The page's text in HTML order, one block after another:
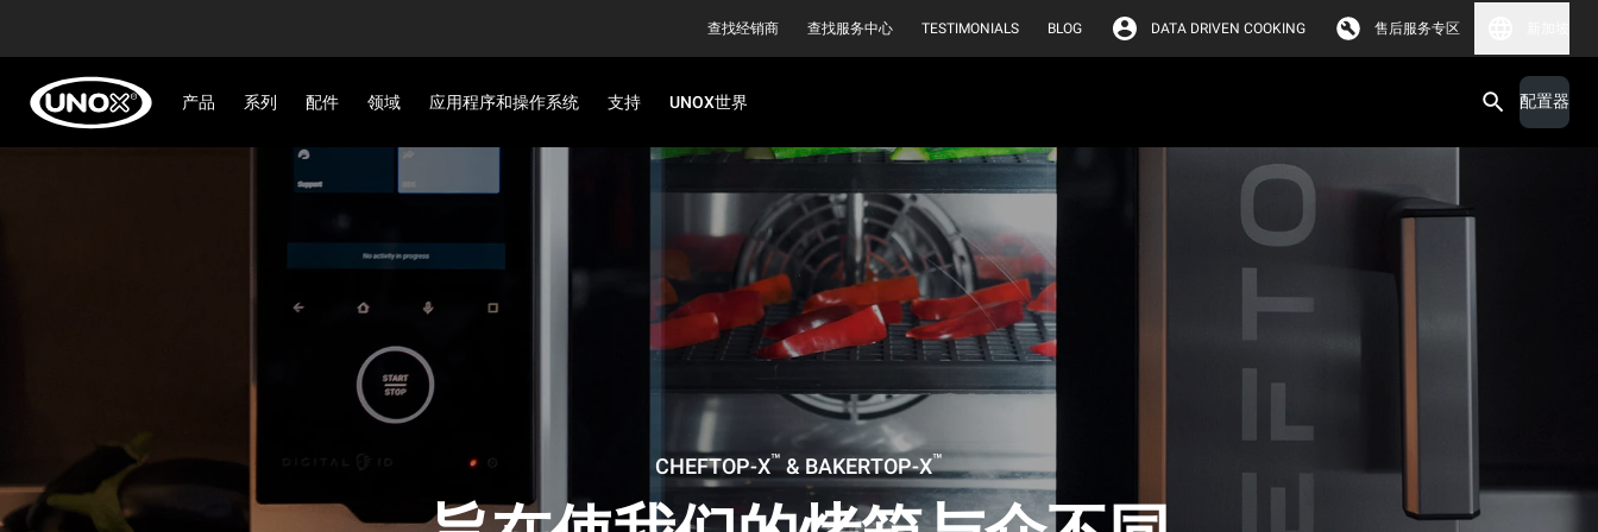
查找经销商 查找服务中心 TESTIMONIALS BLOG DATA DRIVEN COOKING 售后服务专区
产品 系列 配件 领域 应用程序和操作系统 支持 UNOX世界 配置器
CHEFTOP-X™ & BAKERTOP-X™